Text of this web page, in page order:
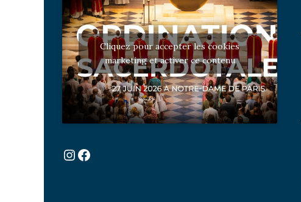
Cliquez pour accepter les cookies
marketing et activer ce contenu
Instagram
Facebook